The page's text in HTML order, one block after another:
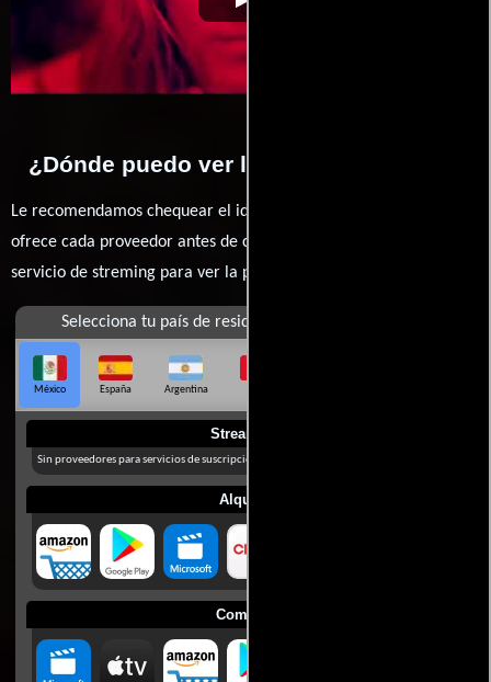
¿Dónde puedo ver la películas Mandy?
Le recomendamos chequear el idioma, doblaje o subtítulos que
ofrece cada proveedor antes de comprar, alquilar o contratar un
servicio de streming para ver la películas.
Selecciona tu país de residencia
México España Argentina
Streaming
Sin proveedores para servicios de suscripción en México
Alquilar
Comprar